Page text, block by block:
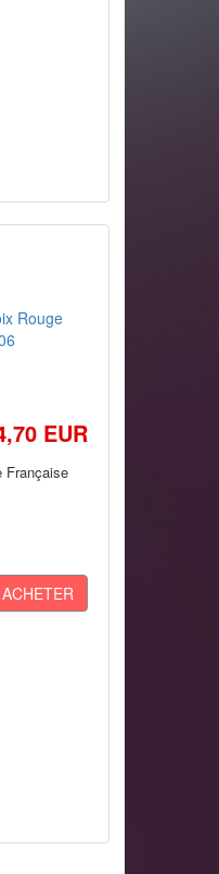
EUR
Française
ACHETER